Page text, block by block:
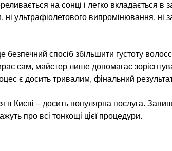
на сонці і легко вкладається в
ні ультрафіолетового випромінювання,
безпечний спосіб збільшити густоту
сам, майстер лише допомагає
є досить тривалим, фінальний
в Києві – досить популярна послуга.
про всі тонкощі цієї процедури.